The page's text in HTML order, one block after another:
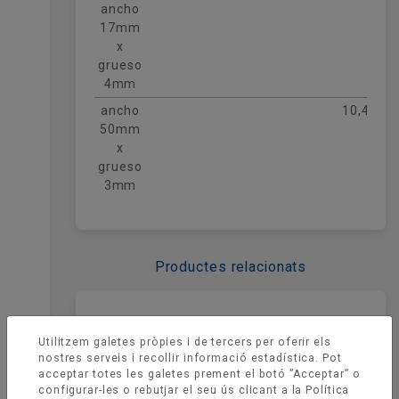
ancho
17mm
x
grueso
4mm
ancho
50mm
x
grueso
3mm
10,40
Productes relacionats
Utilitzem galetes pròpies i de tercers per oferir els
nostres serveis i recollir informació estadística. Pot
acceptar totes les galetes prement el botó ”Acceptar” o
configurar-les o rebutjar el seu ús clicant a la Política